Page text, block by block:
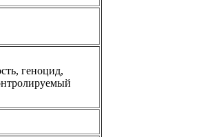
геноцид,